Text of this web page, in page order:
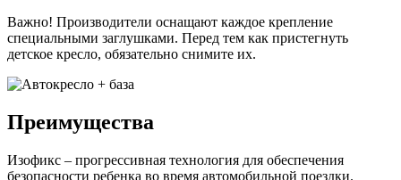
Важно! Производители оснащают каждое крепление
специальными заглушками. Перед тем как пристегнуть
детское кресло, обязательно снимите их.
Преимущества
Изофикс – прогрессивная технология для обеспечения
безопасности ребенка во время автомобильной поездки.